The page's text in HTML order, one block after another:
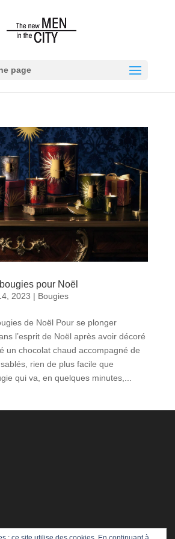
page
pour Noël
2023 | Bougies
de Noël Pour se plonger
l’esprit de Noël après avoir décoré
un chocolat chaud accompagné de
rien de plus facile que
qui va, en quelques minutes,...